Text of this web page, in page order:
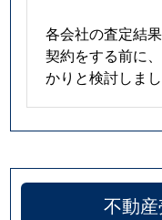
各会社の査定結
契約をする前に
かりと検討しまし
不動